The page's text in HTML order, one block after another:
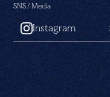
SNS / Media
Instagram